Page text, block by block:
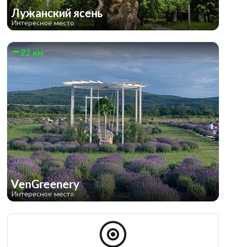
Лужанский ясень
Интересное место
22 км
VenGreenery
Интересное место